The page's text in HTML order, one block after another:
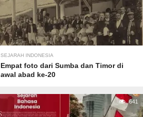
SEJARAH INDONESIA
Empat foto dari Sumba dan Timor di
awal abad ke-20
641